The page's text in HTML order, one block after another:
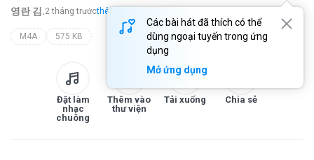
Các bài hát đã thích có thể
dùng ngoại tuyến trong ứng
dụng
Mở ứng dụng
영란 김.2 tháng trướcthêm...
M4A 575 KB
Đặt làm
nhạc
chuông
Thêm vào
thư viện
Tải xuống Chia sẻ